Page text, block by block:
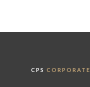
CPS CORPORATE